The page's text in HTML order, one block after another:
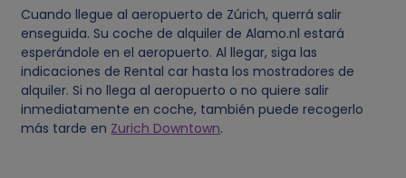
Cuando llegue al aeropuerto de Zúrich, querrá salir
enseguida. Su coche de alquiler de Alamo.nl estará
esperándole en el aeropuerto. Al llegar, siga las
indicaciones de Rental car hasta los mostradores de
alquiler. Si no llega al aeropuerto o no quiere salir
inmediatamente en coche, también puede recogerlo
más tarde en Zurich Downtown.
a
e